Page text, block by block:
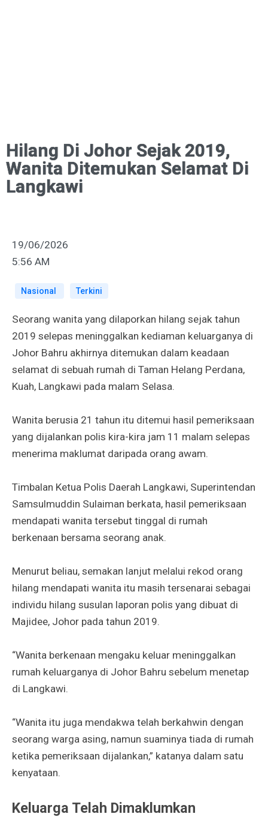
Hilang Di Johor Sejak 2019,
Wanita Ditemukan Selamat Di
Langkawi
19/06/2026
5:56 AM
Nasional Terkini
Seorang wanita yang dilaporkan hilang sejak tahun
2019 selepas meninggalkan kediaman keluarganya di
Johor Bahru akhirnya ditemukan dalam keadaan
selamat di sebuah rumah di Taman Helang Perdana,
Kuah, Langkawi pada malam Selasa.
Wanita berusia 21 tahun itu ditemui hasil pemeriksaan
yang dijalankan polis kira-kira jam 11 malam selepas
menerima maklumat daripada orang awam.
Timbalan Ketua Polis Daerah Langkawi, Superintendan
Samsulmuddin Sulaiman berkata, hasil pemeriksaan
mendapati wanita tersebut tinggal di rumah
berkenaan bersama seorang anak.
Menurut beliau, semakan lanjut melalui rekod orang
hilang mendapati wanita itu masih tersenarai sebagai
individu hilang susulan laporan polis yang dibuat di
Majidee, Johor pada tahun 2019.
“Wanita berkenaan mengaku keluar meninggalkan
rumah keluarganya di Johor Bahru sebelum menetap
di Langkawi.
“Wanita itu juga mendakwa telah berkahwin dengan
seorang warga asing, namun suaminya tiada di rumah
ketika pemeriksaan dijalankan,” katanya dalam satu
kenyataan.
Keluarga Telah Dimaklumkan